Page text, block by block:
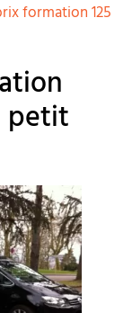
formation 125
petit